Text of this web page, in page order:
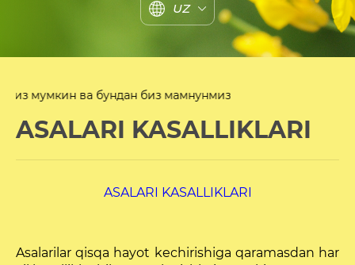
UZ
ва бундан биз мамнунмиз
ASALARI KASALLIKLARI
ASALARI KASALLIKLARI
Asalarilar qisqa hayot kechirishiga qaramasdan har